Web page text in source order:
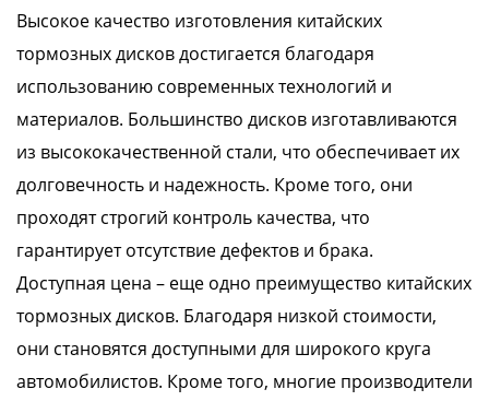
Высокое качество изготовления китайских
тормозных дисков достигается благодаря
использованию современных технологий и
материалов. Большинство дисков изготавливаются
из высококачественной стали, что обеспечивает их
долговечность и надежность. Кроме того, они
проходят строгий контроль качества, что
гарантирует отсутствие дефектов и брака.
Доступная цена – еще одно преимущество китайских
тормозных дисков. Благодаря низкой стоимости,
они становятся доступными для широкого круга
автомобилистов. Кроме того, многие производители